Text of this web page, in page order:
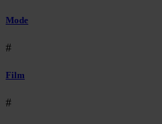
Mode
#
Film
#